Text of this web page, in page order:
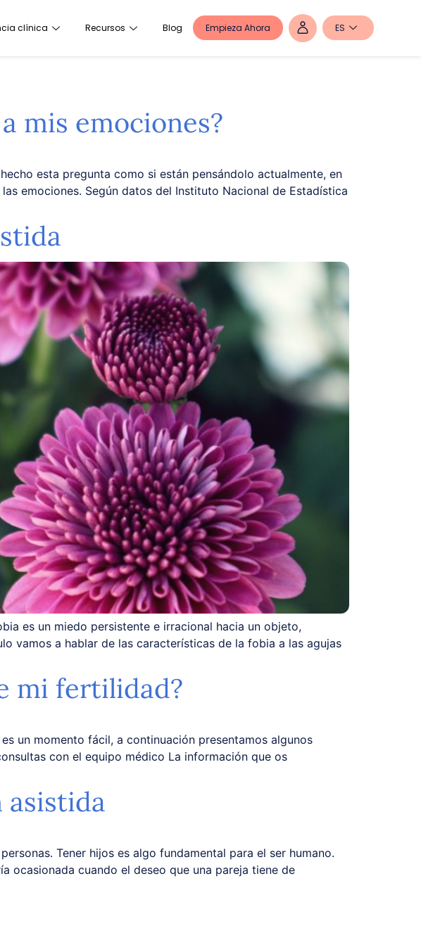
clínica Recursos Blog Empieza Ahora ES
mis emociones?
esta pregunta como si están pensándolo actualmente, en
emociones. Según datos del Instituto Nacional de Estadística
es un miedo persistente e irracional hacia un objeto,
vamos a hablar de las características de la fobia a las agujas
mi fertilidad?
un momento fácil, a continuación presentamos algunos
con el equipo médico La información que os
asistida
Tener hijos es algo fundamental para el ser humano.
ocasionada cuando el deseo que una pareja tiene de